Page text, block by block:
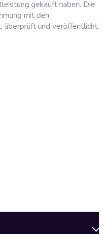
gekauft haben. Die
mit den
überprüft und veröffentlicht.